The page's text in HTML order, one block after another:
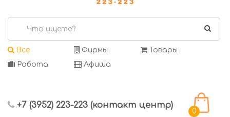
Все Фирмы
Товары
Работа
Афиша
+7 (3952) 223-223 (контакт центр)
0